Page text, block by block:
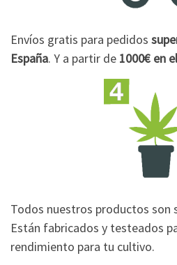
Envíos gratis para pedidos
España. Y a partir de 1000€ en
Todos nuestros productos son
Están fabricados y testeados
rendimiento para tu cultivo.